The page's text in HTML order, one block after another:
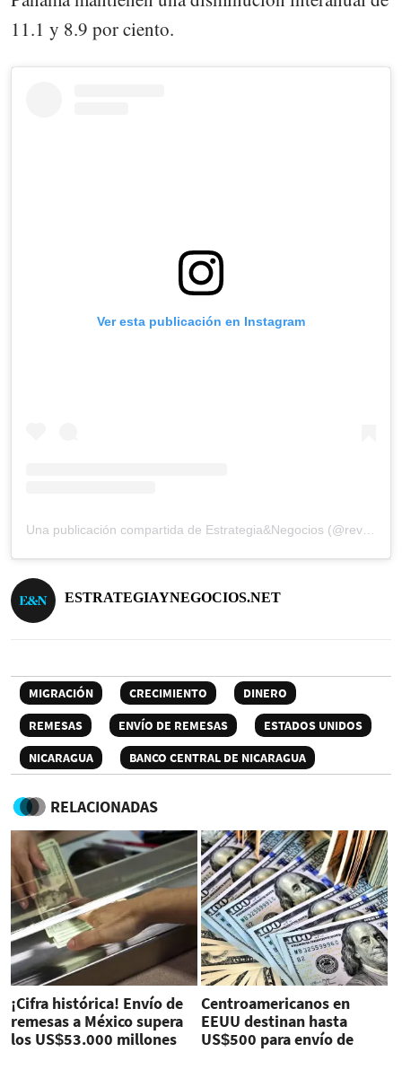
11.1 y 8.9 por ciento.
Ver esta publicación en Instagram
ESTRATEGIAYNEGOCIOS.NET
MIGRACIÓN CRECIMIENTO
DINERO
REMESAS
ENVÍO DE REMESAS
ESTADOS UNIDOS
NICARAGUA
BANCO CENTRAL DE NICARAGUA
RELACIONADAS
¡Cifra histórica! Envío de
remesas a México supera
los US$53.000 millones
Centroamericanos en
EEUU destinan hasta
US$500 para envío de